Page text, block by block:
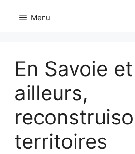
Menu
En Savoie et
ailleurs,
territoires